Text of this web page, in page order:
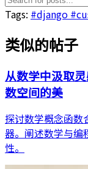
Tags: #django
类似的帖子
从数学中汲取
数空间的美
探讨数学概念函数
器。阐述数学与编
性。